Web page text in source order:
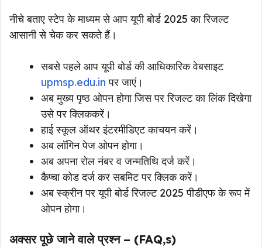
नीचे बताए स्टेप के माध्यम से आप यूपी बोर्ड 2025 का रिजल्ट
आसानी से चेक कर सकते हैं।
सबसे पहले आप यूपी बोर्ड की आधिकारिक वेबसाइट
upmsp.edu.in पर जाएं।
अब मुख्य पृष्ठ ओपन होगा जिस पर रिजल्ट का लिंक दिखेगा
उसे पर क्लिककरें।
हाई स्कूल ऑथर इंटरमीडिएट काचयन करें।
अब लॉगिन पेज ओपन होगा।
अब अपना रोल नंबर व जन्मतिथि दर्ज करें।
कैप्चा कोड दर्ज कर सबमिट पर क्लिक करें।
अब स्क्रीन पर यूपी बोर्ड रिजल्ट 2025 पीडीएफ के रूप में
ओपन होगा।
अक्सर पूछे जाने वाले प्रश्न – (FAQ,s)